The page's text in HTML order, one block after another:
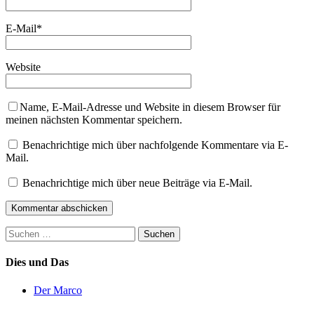
E-Mail*
Website
Name, E-Mail-Adresse und Website in diesem Browser für
meinen nächsten Kommentar speichern.
Benachrichtige mich über nachfolgende Kommentare via E-
Mail.
Benachrichtige mich über neue Beiträge via E-Mail.
Suchen
nach:
Dies und Das
Der Marco